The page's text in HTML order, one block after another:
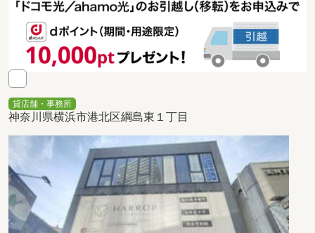
貸店舗・事務所
神奈川県横浜市港北区綱島東１丁目